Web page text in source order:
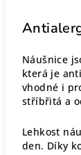
Náušnice
která je
vhodné i
stříbřitá a
Lehkost
den. Díky